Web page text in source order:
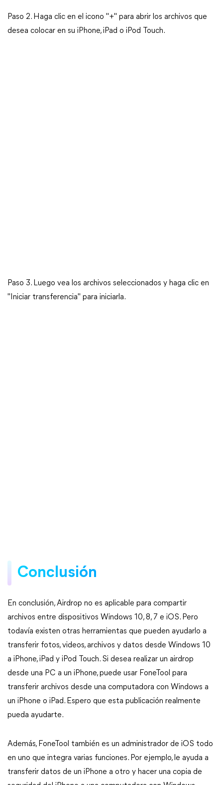
Paso 2. Haga clic en el icono "+" para abrir los archivos que
desea colocar en su iPhone, iPad o iPod Touch.
Paso 3. Luego vea los archivos seleccionados y haga clic en
"Iniciar transferencia" para iniciarla.
Conclusión
En conclusión, Airdrop no es aplicable para compartir
archivos entre dispositivos Windows 10, 8, 7 e iOS. Pero
todavía existen otras herramientas que pueden ayudarlo a
transferir fotos, videos, archivos y datos desde Windows 10
a iPhone, iPad y iPod Touch. Si desea realizar un airdrop
desde una PC a un iPhone, puede usar FoneTool para
transferir archivos desde una computadora con Windows a
un iPhone o iPad. Espero que esta publicación realmente
pueda ayudarte.
Además, FoneTool también es un administrador de iOS todo
en uno que integra varias funciones. Por ejemplo, le ayuda a
transferir datos de un iPhone a otro y hacer una copia de